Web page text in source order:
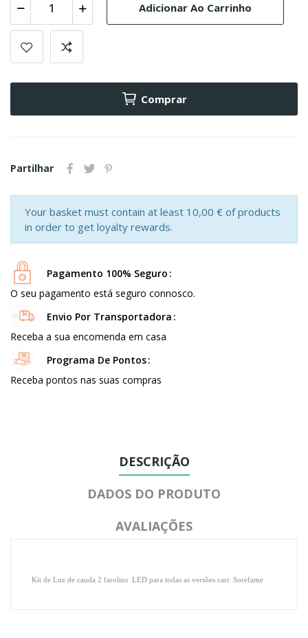
Adicionar Ao Carrinho
Comprar
Partilhar
Your basket must contain at least 10,00 € of products
in order to get loyalty rewards.
Pagamento 100% Seguro
O seu pagamento está seguro connosco.
Envio Por Transportadora
Receba a sua encomenda em casa
Programa De Pontos
Receba pontos nas suas compras
DESCRIÇÃO
DADOS DO PRODUTO
AVALIAÇÕES
Kit de Luz de cauda 2 farolins LED para todas as versões carr. Sorefame